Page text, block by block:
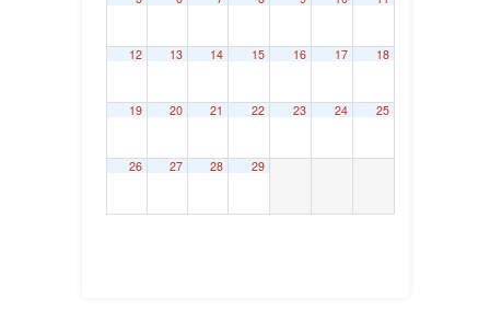
12 13 14 15 16 17 18
19 20 21 22 23 24 25
26 27 28 29